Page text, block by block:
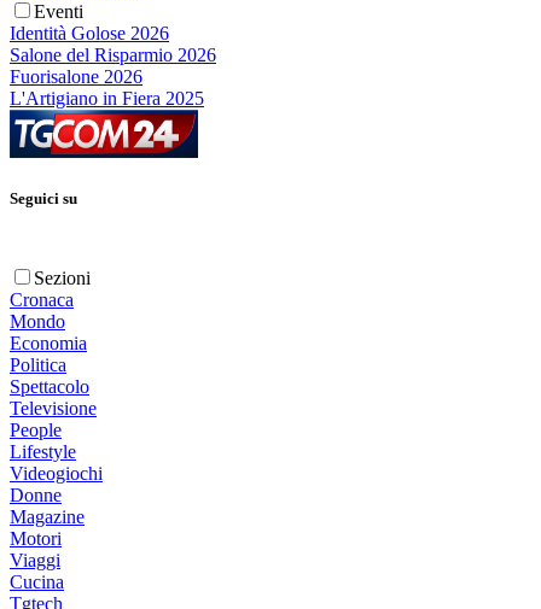
Eventi
Identità Golose 2026
Salone del Risparmio 2026
Fuorisalone 2026
L'Artigiano in Fiera 2025
Seguici su
Sezioni
Cronaca
Mondo
Economia
Politica
Spettacolo
Televisione
People
Lifestyle
Videogiochi
Donne
Magazine
Motori
Viaggi
Cucina
Tgtech